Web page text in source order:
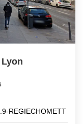
Lyon
REGIECHOMETT